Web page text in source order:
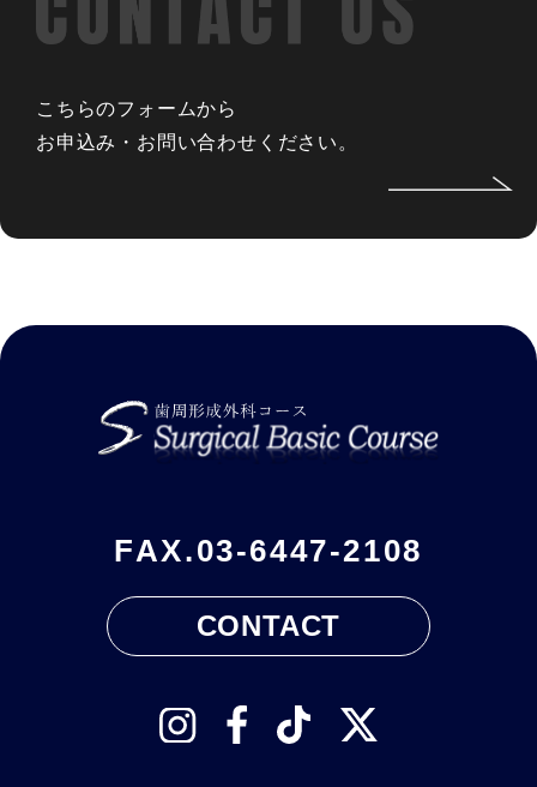
こちらのフォームから
お申込み・お問い合わせください。
FAX.03-6447-2108
CONTACT